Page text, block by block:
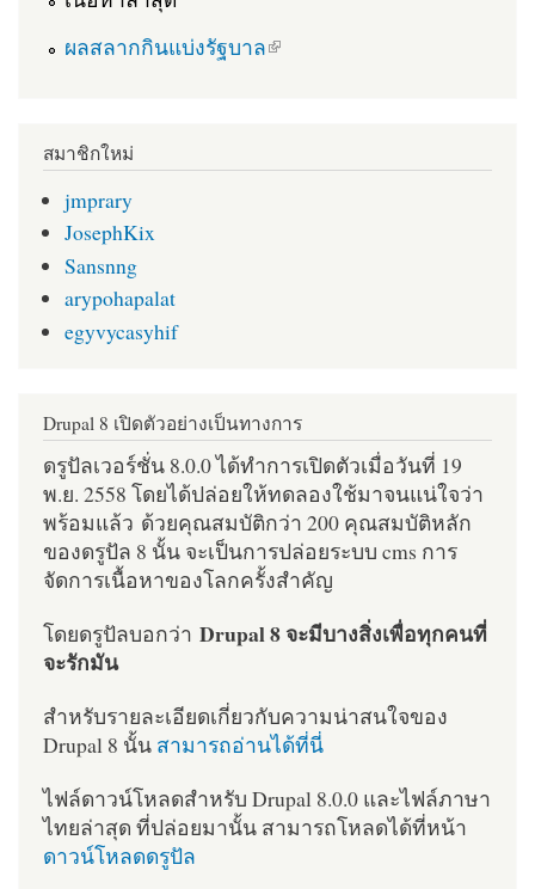
ผลสลากกินแบ่งรัฐบาล
(link is external)
สมาชิกใหม่
jmprary
JosephKix
Sansnng
arypohapalat
egyvycasyhif
Drupal 8 เปิดตัวอย่างเป็นทางการ
ดรูปัลเวอร์ชั่น 8.0.0 ได้ทำการเปิดตัวเมื่อวันที่ 19
พ.ย. 2558 โดยได้ปล่อยให้ทดลองใช้มาจนแน่ใจว่า
พร้อมแล้ว ด้วยคุณสมบัติกว่า 200 คุณสมบัติหลัก
ของดรูปัล 8 นั้น จะเป็นการปล่อยระบบ cms การ
จัดการเนื้อหาของโลกครั้งสำคัญ
โดยดรูปัลบอกว่า Drupal 8 จะมีบางสิ่งเพื่อทุกคนที่
จะรักมัน
สำหรับรายละเอียดเกี่ยวกับความน่าสนใจของ
Drupal 8 นั้น สามารถอ่านได้ที่นี่
ไฟล์ดาวน์โหลดสำหรับ Drupal 8.0.0 และไฟล์ภาษา
ไทยล่าสุด ที่ปล่อยมานั้น สามารถโหลดได้ที่หน้า
ดาวน์โหลดดรูปัล